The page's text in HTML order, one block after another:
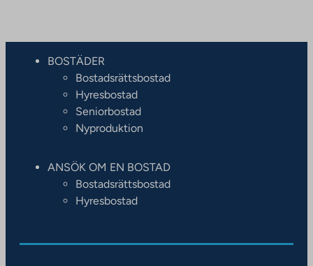
BOSTÄDER
Bostadsrättsbostad
Hyresbostad
Seniorbostad
Nyproduktion
ANSÖK OM EN BOSTAD
Bostadsrättsbostad
Hyresbostad